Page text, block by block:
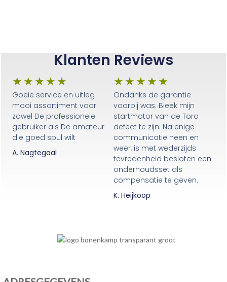
Klanten Reviews
★ ★ ★ ★ ★
Goeie service en uitleg
mooi assortiment voor
zowel De professionele
gebruiker als De amateur
die goed spul wilt
A. Nagtegaal
★ ★ ★ ★ ★
Ondanks de garantie
voorbij was. Bleek mijn
startmotor van de Toro
defect te zijn. Na enige
communicatie heen en
weer, is met wederzijds
tevredenheid besloten een
onderhoudsset als
compensatie te geven.
K. Heijkoop